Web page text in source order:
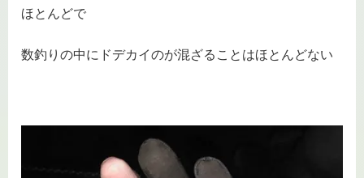
ほとんどで
数釣りの中にドデカイのが混ざることはほとんどない